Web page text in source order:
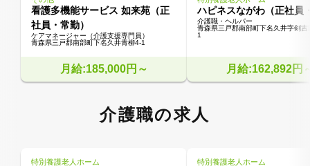
看護多機能サービス 如来苑（正
社員・常勤）
ケアマネージャー（介護支援専門員）
青森県三戸郡南部町下名久井青柳4-1
月給:185,000円～
ハピネスながわ（正社員
介護職・ヘルパー
青森県三戸郡南部町下名久井字剣吉
1
月給:162,892円
介護職の求人
特別養護老人ホーム 特別養護老人ホーム